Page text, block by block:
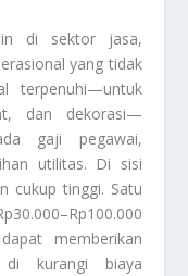
di sektor jasa,
yang tidak
terpenuhi—untuk
dan dekorasi—
gaji pegawai,
utilitas. Di sisi
cukup tinggi. Satu
memberikan
kurangi biaya